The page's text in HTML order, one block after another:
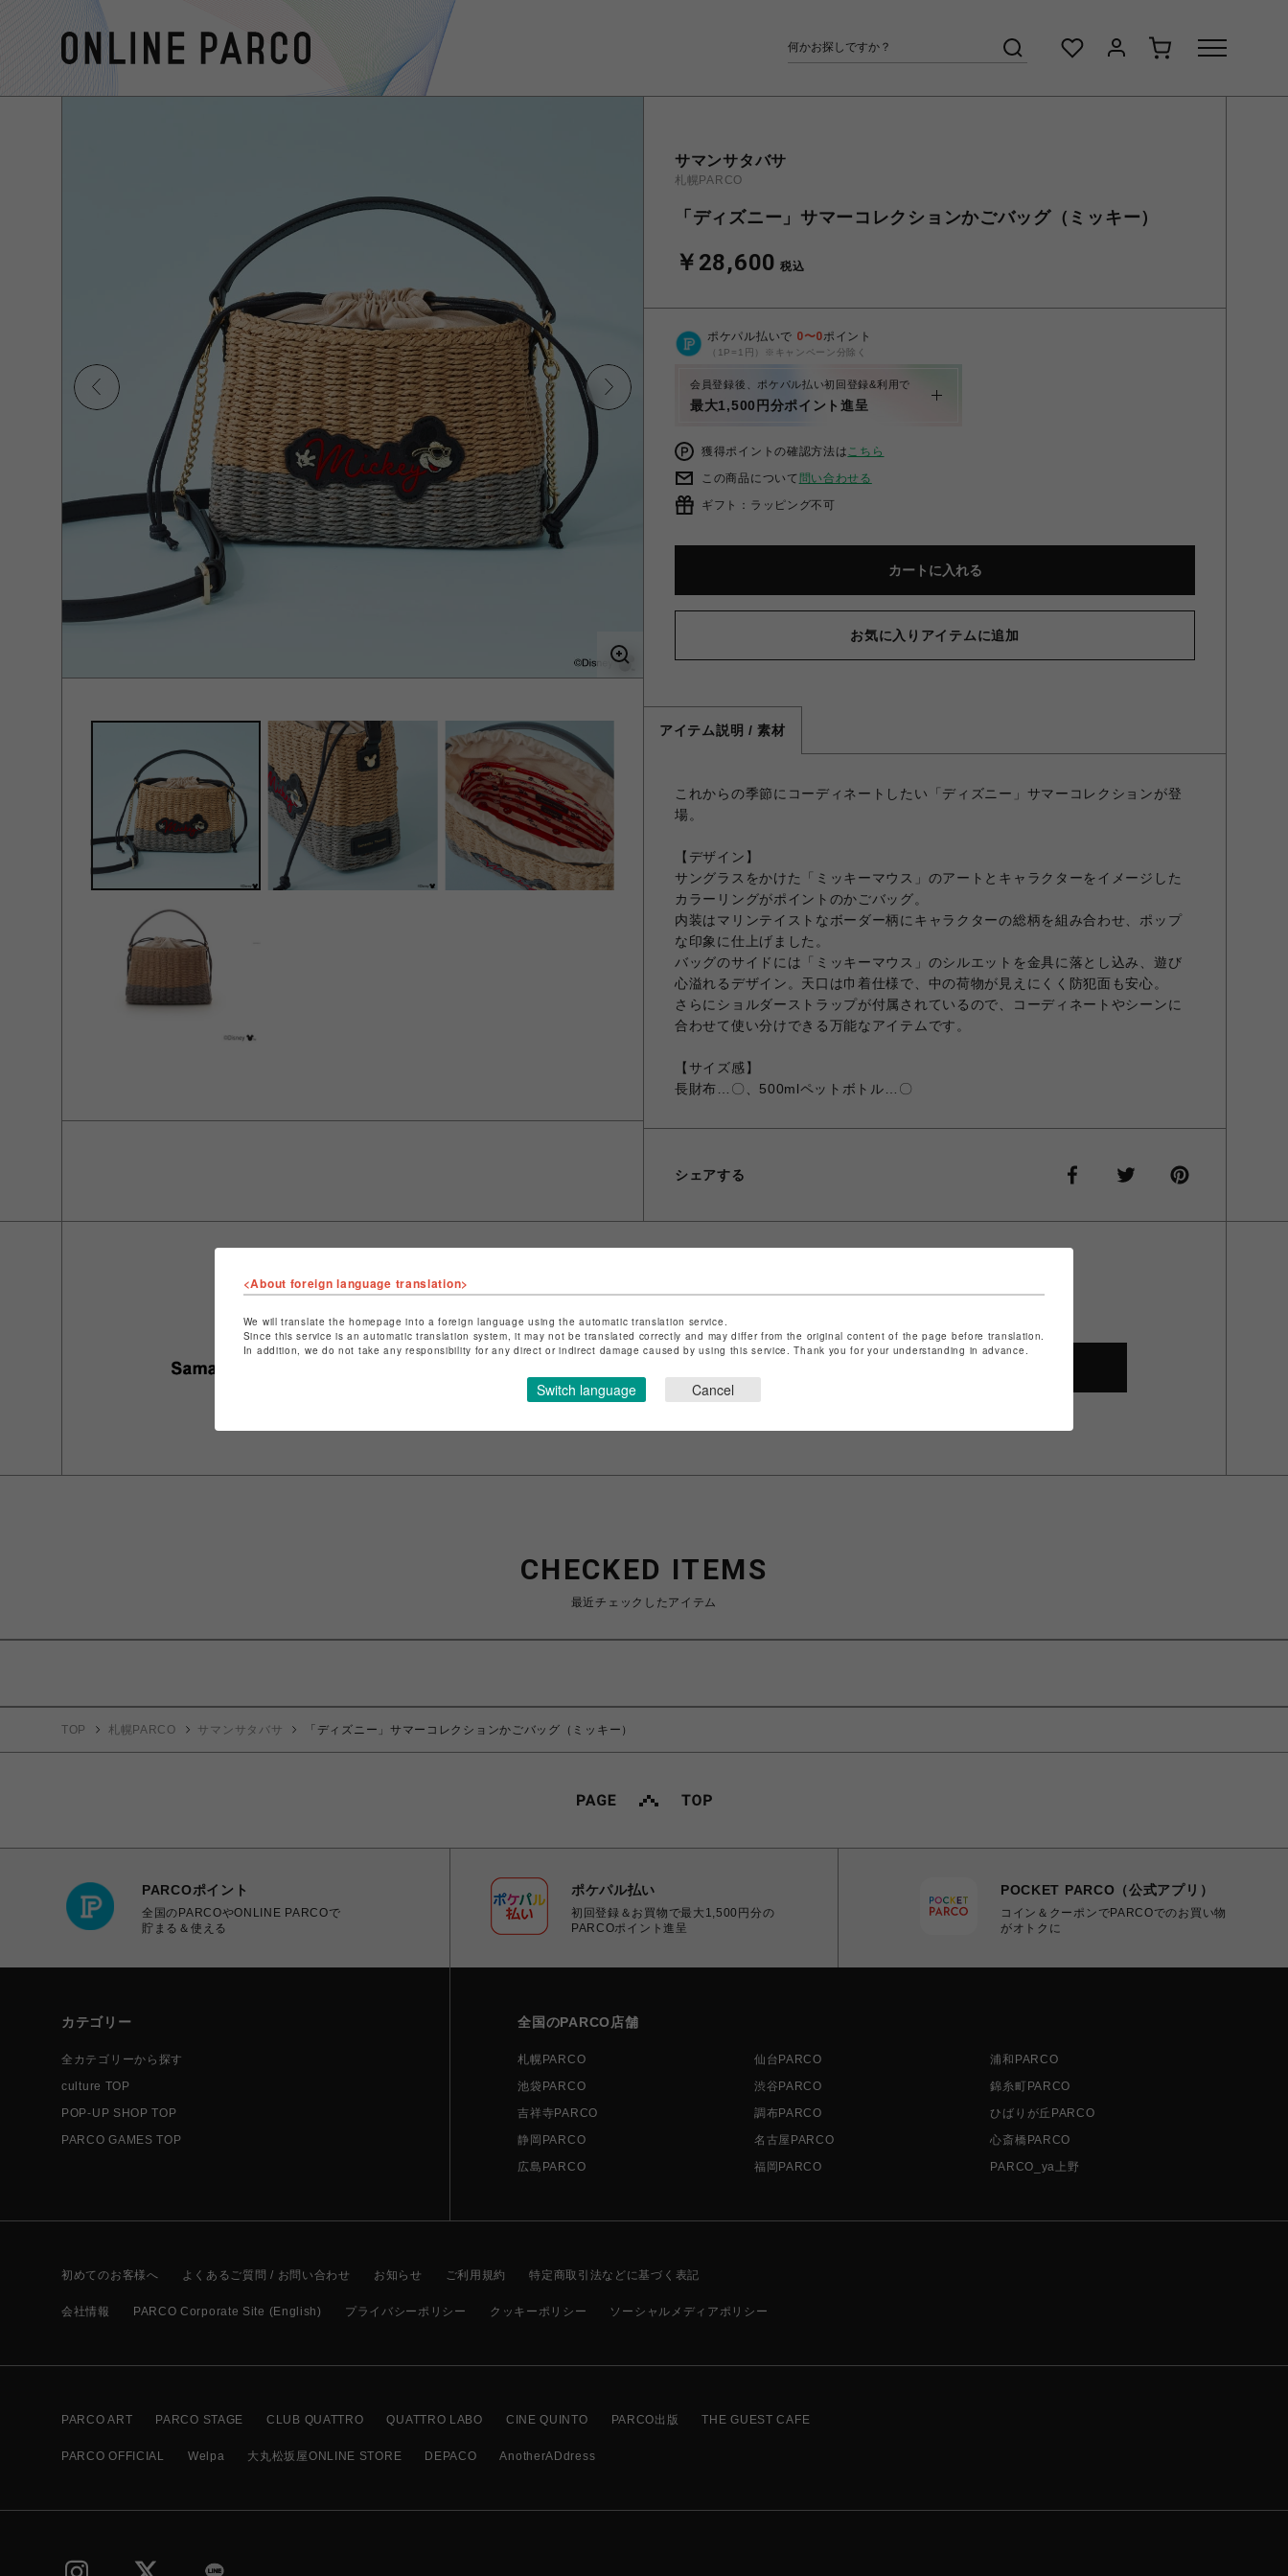
サマンサタバサ
札幌PARCO
「ディズニー」サマーコレクションかごバッグ（ミッキー）
￥28,600 税込
ポケパル払いで 0〜0ポイント
（1P=1円）※キャンペーン分除く
会員登録後、ポケパル払い初回登録&利用で
最大1,500円分ポイント進呈
獲得ポイントの確認方法はこちら
この商品について 問い合わせる
ギフト：ラッピング不可
カートに入れる
お気に入りアイテムに追加
アイテム説明 / 素材
これからの季節にコーディネートしたい「ディズニー」サマーコレクションが登
場。
【デザイン】
サングラスをかけた「ミッキーマウス」のアートとキャラクターをイメージした
カラーリングがポイントのかごバッグ。
内装はマリンテイストなボーダー柄にキャラクターの総柄を組み合わせ、ポップ
な印象に仕上げました。
バッグのサイドには「ミッキーマウス」のシルエットを金具に落とし込み、遊び
心溢れるデザイン。天口は巾着仕様で、中の荷物が見えにくく防犯面も安心。
さらにショルダーストラップが付属されているので、コーディネートやシーンに
合わせて使い分けできる万能なアイテムです。
【サイズ感】
長財布…〇、500mlペットボトル…〇
シェアする
ショップ名
サマンサタバサ
店舗名
札幌PARCO
特定商取引法など法令に基づく表記は
こちら
CHECKED ITEMS
最近チェックしたアイテム
TOP 札幌PARCO サマンサタバサ 「ディズニー」サマーコレクションかごバッグ（ミッキー）
PARCOポイント
全国のPARCOやONLINE PARCOで
貯まる＆使える
ポケパル払い
初回登録＆お買物で最大1,500円分の
PARCOポイント進呈
POCKET PARCO（公式アプリ）
コイン＆クーポンでPARCOでのお買い物
がオトクに
カテゴリー
全カテゴリーから探す
culture TOP
POP-UP SHOP TOP
PARCO GAMES TOP
全国のPARCO店舗
札幌PARCO 仙台PARCO
浦和PARCO
池袋PARCO
渋谷PARCO
錦糸町PARCO
吉祥寺PARCO
調布PARCO
ひばりが丘PARCO
静岡PARCO
名古屋PARCO
心斎橋PARCO
広島PARCO
福岡PARCO PARCO_ya上野
初めてのお客様へ よくあるご質問 / お問い合わせ お知らせ ご利用規約 特定商取引法などに基づく表記
会社情報 PARCO Corporate Site (English) プライバシーポリシー クッキーポリシー ソーシャルメディアポリシー
PARCO ART PARCO STAGE CLUB QUATTRO QUATTRO LABO CINE QUINTO PARCO出版 THE GUEST CAFE
PARCO OFFICIAL Welpa 大丸松坂屋ONLINE STORE DEPACO AnotherADdress
<About foreign language translation>
We will translate the homepage into a foreign language using the automatic translation service.
Since this service is an automatic translation system, it may not be translated correctly and may differ from the original content of the page before translation.
In addition, we do not take any responsibility for any direct or indirect damage caused by using this service. Thank you for your understanding in advance.
Switch language Cancel